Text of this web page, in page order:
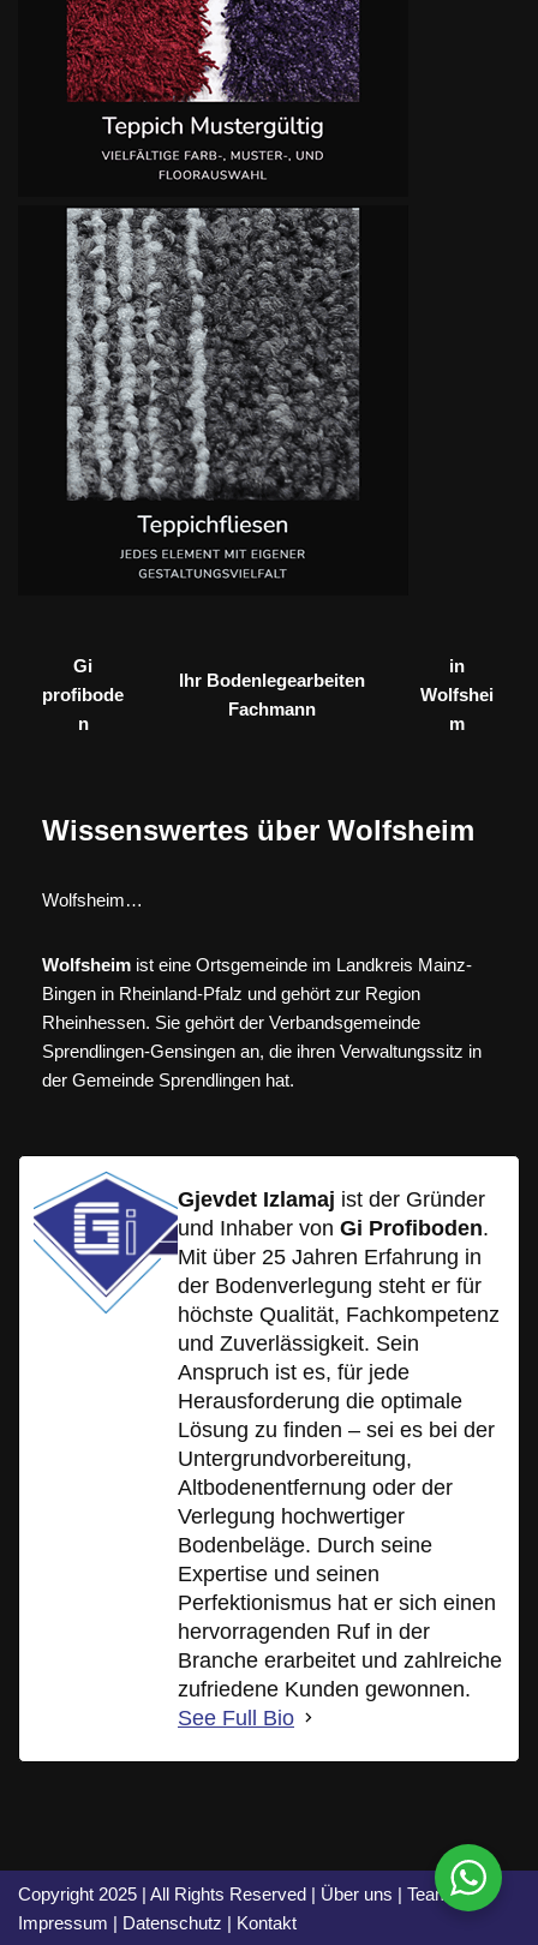
Gi
profibode
n
Ihr Bodenlegearbeiten
Fachmann
in
Wolfshei
m
Wissenswertes über Wolfsheim
Wolfsheim…
Wolfsheim ist eine Ortsgemeinde im Landkreis Mainz-
Bingen in Rheinland-Pfalz und gehört zur Region
Rheinhessen. Sie gehört der Verbandsgemeinde
Sprendlingen-Gensingen an, die ihren Verwaltungssitz in
der Gemeinde Sprendlingen hat.
Gjevdet Izlamaj ist der Gründer
und Inhaber von Gi Profiboden.
Mit über 25 Jahren Erfahrung in
der Bodenverlegung steht er für
höchste Qualität, Fachkompetenz
und Zuverlässigkeit. Sein
Anspruch ist es, für jede
Herausforderung die optimale
Lösung zu finden – sei es bei der
Untergrundvorbereitung,
Altbodenentfernung oder der
Verlegung hochwertiger
Bodenbeläge. Durch seine
Expertise und seinen
Perfektionismus hat er sich einen
hervorragenden Ruf in der
Branche erarbeitet und zahlreiche
zufriedene Kunden gewonnen.
See Full Bio
Copyright 2025 | All Rights Reserved | Über uns | Team |
Impressum | Datenschutz | Kontakt